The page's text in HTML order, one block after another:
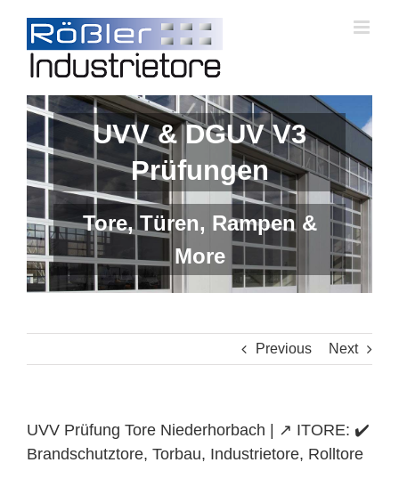
content
UVV & DGUV V3
Prüfungen
Tore, Türen, Rampen &
More
Previous Next
UVV Prüfung Tore Niederhorbach | ↗️ ITORE: ✔️
Brandschutztore, Torbau, Industrietore, Rolltore